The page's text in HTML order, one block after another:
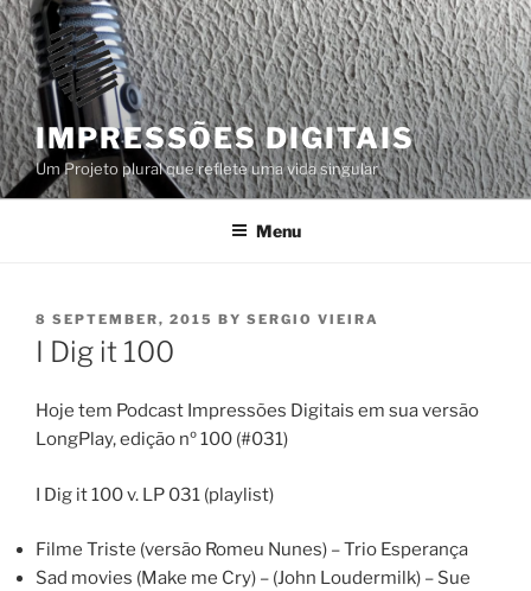
Skip
to
content
IMPRESSÕES DIGITAIS
Um Projeto plural que reflete uma vida singular
Menu
POSTED
ON
8 SEPTEMBER, 2015 BY SERGIO VIEIRA
I Dig it 100
Hoje tem Podcast Impressões Digitais em sua versão
LongPlay, edição nº 100 (#031)
I Dig it 100 v. LP 031 (playlist)
Filme Triste (versão Romeu Nunes) – Trio Esperança
Sad movies (Make me Cry) – (John Loudermilk) – Sue